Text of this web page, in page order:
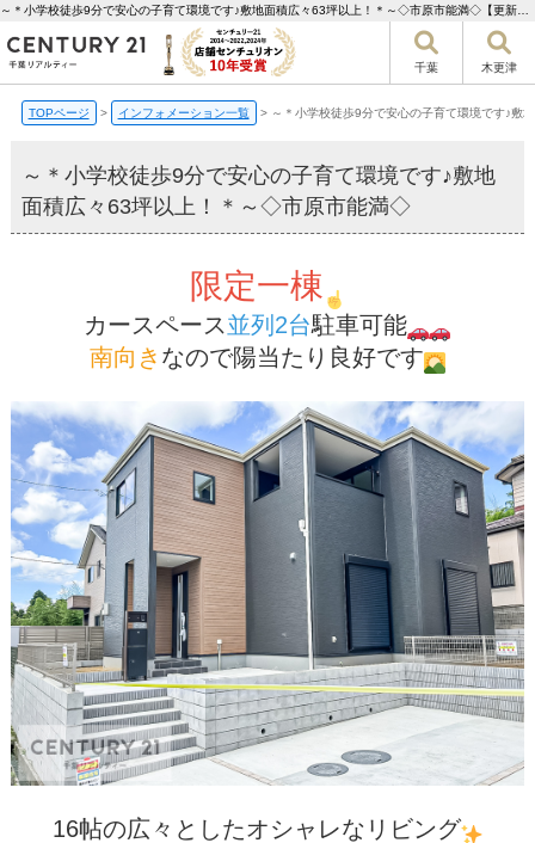
千葉 木更津
TOPページ > インフォメーション一覧 > ～＊小学校徒歩9分で安心の子育て環境です♪
～＊小学校徒歩9分で安心の子育て環境です♪敷地
面積広々63坪以上！＊～◇市原市能満◇
限定一棟
カースペース並列2台駐車可能
南向き なので陽当たり良好です
16帖の広々としたオシャレなリビング